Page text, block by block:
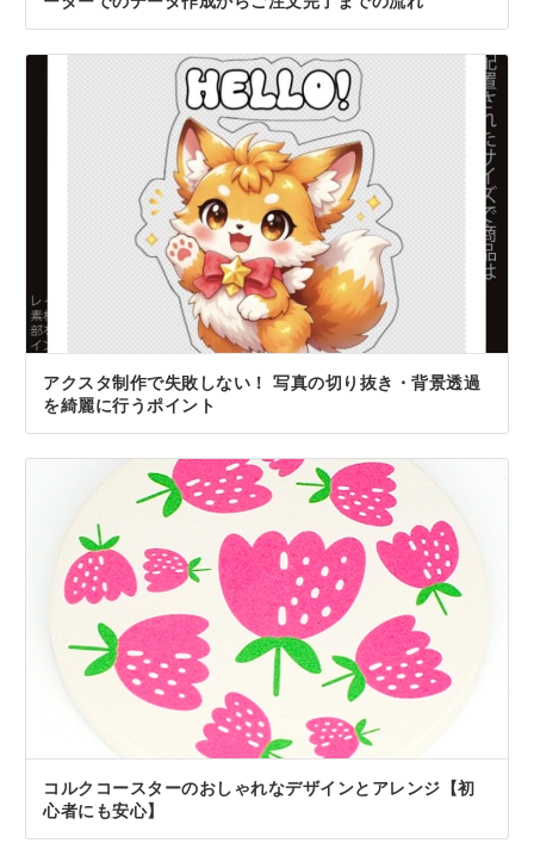
アクスタ制作で失敗しない！ 写真の切り抜き・背景透過
を綺麗に行うポイント
コルクコースターのおしゃれなデザインとアレンジ【初
心者にも安心】